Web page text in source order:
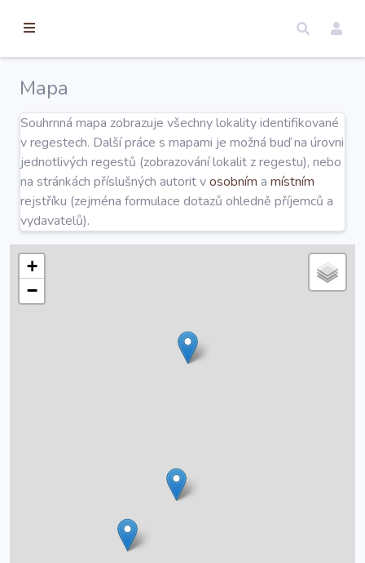
Úvod
Edice
Regesty
Hledat
Mapa
Souhrnná mapa zobrazuje všechny lokality identifikované
v regestech. Další práce s mapami je možná buď na úrovni
jednotlivých regestů (zobrazování lokalit z regestu), nebo
na stránkách příslušných autorit vosobním a místním
rejstříku (zejména formulace dotazů ohledně příjemců a
vydavatelů).
+
−